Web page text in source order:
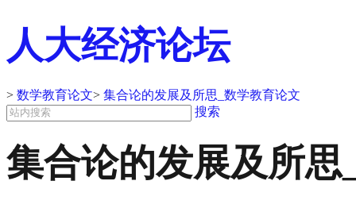
人大经济论坛
> 数学教育论文> 集合论的发展及所思_数学教育论文
搜索
集合论的发展及所思